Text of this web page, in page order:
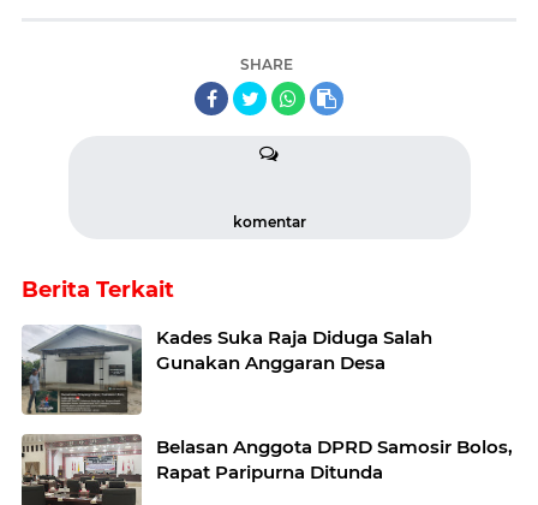
SHARE
komentar
Berita Terkait
Kades Suka Raja Diduga Salah
Gunakan Anggaran Desa
Belasan Anggota DPRD Samosir Bolos,
Rapat Paripurna Ditunda